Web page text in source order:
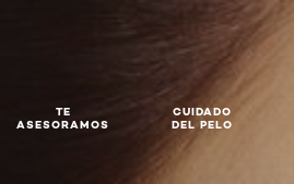
TE
ASESORAMOS
CUIDADO
DEL PELO